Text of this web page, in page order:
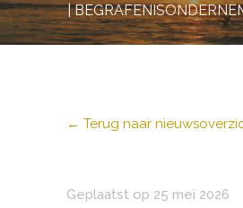
|
← Terug naar
Geplaatst op 25 mei 2026